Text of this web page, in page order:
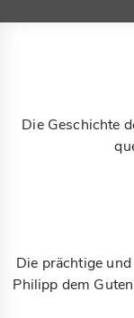
Die Geschichte
Die prächtige
Philipp dem